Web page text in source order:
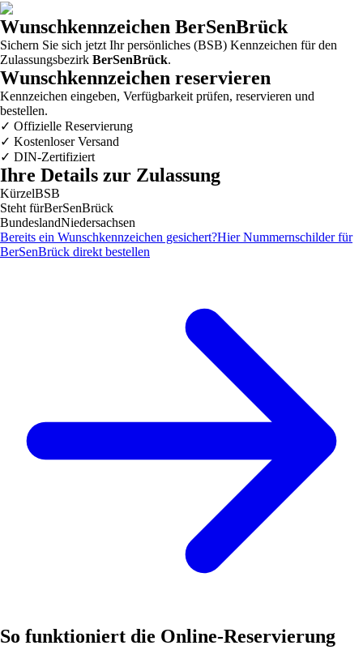
Wunschkennzeichen BerSenBrück
Sichern Sie sich jetzt Ihr persönliches (BSB) Kennzeichen für den
Zulassungsbezirk BerSenBrück.
Wunschkennzeichen reservieren
Kennzeichen eingeben, Verfügbarkeit prüfen, reservieren und
bestellen.
✓ Offizielle Reservierung
✓ Kostenloser Versand
✓ DIN-Zertifiziert
Ihre Details zur Zulassung
KürzelBSB
Steht fürBerSenBrück
BundeslandNiedersachsen
Bereits ein Wunschkennzeichen gesichert?Hier Nummernschilder für
BerSenBrück direkt bestellen
So funktioniert die Online-Reservierung